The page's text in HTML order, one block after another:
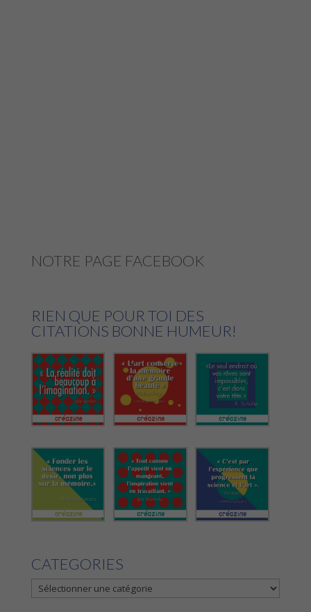
NOTRE PAGE FACEBOOK
RIEN QUE POUR TOI DES
CITATIONS BONNE HUMEUR!
CATEGORIES
CATEGORIES